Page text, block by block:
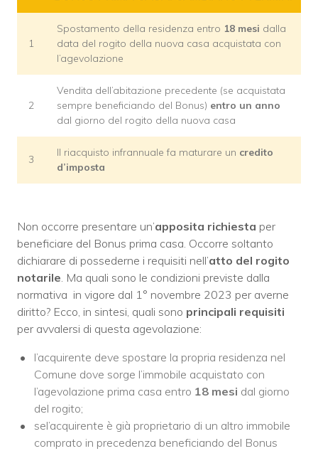
1
Spostamento della residenza entro 18 mesi dalla
data del rogito della nuova casa acquistata con
l’agevolazione
2
Vendita dell’abitazione precedente (se acquistata
sempre beneficiando del Bonus) entro un anno
dal giorno del rogito della nuova casa
3
Il riacquisto infrannuale fa maturare un credito
d’imposta
Non occorre presentare un’apposita richiesta per
beneficiare del Bonus prima casa. Occorre soltanto
dichiarare di possederne i requisiti nell’atto del rogito
notarile . Ma quali sono le condizioni previste dalla
normativa in vigore dal 1° novembre 2023 per averne
diritto? Ecco, in sintesi, quali sono principali requisiti
per avvalersi di questa agevolazione:
l’acquirente deve spostare la propria residenza nel
Comune dove sorge l’immobile acquistato con
l’agevolazione prima casa entro 18 mesi dal giorno
del rogito;
sel’acquirente è già proprietario di un altro immobile
comprato in precedenza beneficiando del Bonus